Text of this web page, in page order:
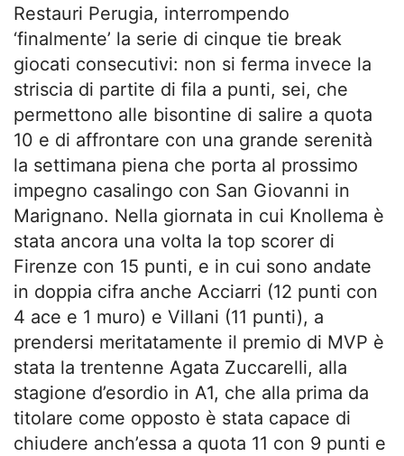
Restauri Perugia, interrompendo
‘finalmente’ la serie di cinque tie break
giocati consecutivi: non si ferma invece la
striscia di partite di fila a punti, sei, che
permettono alle bisontine di salire a quota
10 e di affrontare con una grande serenità
la settimana piena che porta al prossimo
impegno casalingo con San Giovanni in
Marignano. Nella giornata in cui Knollema è
stata ancora una volta la top scorer di
Firenze con 15 punti, e in cui sono andate
in doppia cifra anche Acciarri (12 punti con
4 ace e 1 muro) e Villani (11 punti), a
prendersi meritatamente il premio di MVP è
stata la trentenne Agata Zuccarelli, alla
stagione d’esordio in A1, che alla prima da
titolare come opposto è stata capace di
chiudere anch’essa a quota 11 con 9 punti e